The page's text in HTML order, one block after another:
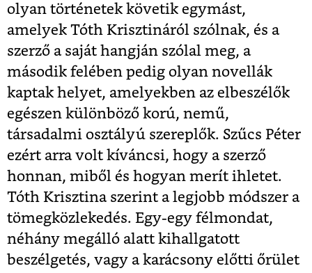
olyan történetek követik egymást,
amelyek Tóth Krisztináról szólnak, és a
szerző a saját hangján szólal meg, a
második felében pedig olyan novellák
kaptak helyet, amelyekben az elbeszélők
egészen különböző korú, nemű,
társadalmi osztályú szereplők. Szűcs Péter
ezért arra volt kíváncsi, hogy a szerző
honnan, miből és hogyan merít ihletet.
Tóth Krisztina szerint a legjobb módszer a
tömegközlekedés. Egy-egy félmondat,
néhány megálló alatt kihallgatott
beszélgetés, vagy a karácsony előtti őrület